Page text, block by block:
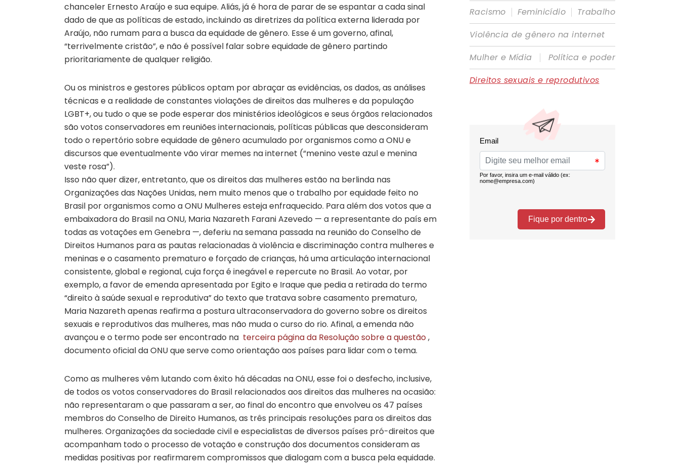
chanceler Ernesto Araújo e sua equipe. Aliás, já é hora de parar de se espantar a cada sinal
dado de que as políticas de estado, incluindo as diretrizes da política externa liderada por
Araújo, não rumam para a busca da equidade de gênero. Esse é um governo, afinal,
“terrivelmente cristão”, e não é possível falar sobre equidade de gênero partindo
prioritariamente de qualquer religião.
Ou os ministros e gestores públicos optam por abraçar as evidências, os dados, as análises
técnicas e a realidade de constantes violações de direitos das mulheres e da população
LGBT+, ou tudo o que se pode esperar dos ministérios ideológicos e seus órgãos relacionados
são votos conservadores em reuniões internacionais, políticas públicas que desconsideram
todo o repertório sobre equidade de gênero acumulado por organismos como a ONU e
discursos que eventualmente vão virar memes na internet (“menino veste azul e menina
veste rosa”).
Isso não quer dizer, entretanto, que os direitos das mulheres estão na berlinda nas
Organizações das Nações Unidas, nem muito menos que o trabalho por equidade feito no
Brasil por organismos como a ONU Mulheres esteja enfraquecido. Para além dos votos que a
embaixadora do Brasil na ONU, Maria Nazareth Farani Azevedo — a representante do país em
todas as votações em Genebra —, deferiu na semana passada na reunião do Conselho de
Direitos Humanos para as pautas relacionadas à violência e discriminação contra mulheres e
meninas e o casamento prematuro e forçado de crianças, há uma articulação internacional
consistente, global e regional, cuja força é inegável e repercute no Brasil. Ao votar, por
exemplo, a favor de emenda apresentada por Egito e Iraque que pedia a retirada do termo
“direito à saúde sexual e reprodutiva” do texto que tratava sobre casamento prematuro,
Maria Nazareth apenas reafirma a postura ultraconservadora do governo sobre os direitos
sexuais e reprodutivos das mulheres, mas não muda o curso do rio. Afinal, a emenda não
avançou e o termo pode ser encontrado na terceira página da Resolução sobre a questão,
documento oficial da ONU que serve como orientação aos países para lidar com o tema.
Como as mulheres vêm lutando com êxito há décadas na ONU, esse foi o desfecho, inclusive,
de todos os votos conservadores do Brasil relacionados aos direitos das mulheres na ocasião:
não representaram o que passaram a ser, ao final do encontro que envolveu os 47 países
membros do Conselho de Direito Humanos, as três principais resoluções para os direitos das
mulheres. Organizações da sociedade civil e especialistas de diversos países pró-direitos que
acompanham todo o processo de votação e construção dos documentos consideram as
medidas positivas por reafirmarem compromissos que dialogam com a busca pela equidade.
Racismo | Feminicídio | Trabalho
Violência de gênero na internet
Mulher e Mídia
|
Política e poder
Direitos sexuais e reprodutivos